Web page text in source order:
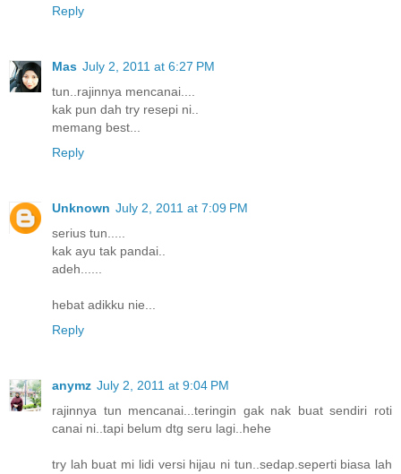
Reply
Mas July 2, 2011 at 6:27 PM
tun..rajinnya mencanai....
kak pun dah try resepi ni..
memang best...
Reply
Unknown July 2, 2011 at 7:09 PM
serius tun.....
kak ayu tak pandai..
adeh......
hebat adikku nie...
Reply
anymz July 2, 2011 at 9:04 PM
rajinnya tun mencanai...teringin gak nak buat sendiri roti
canai ni..tapi belum dtg seru lagi..hehe
try lah buat mi lidi versi hijau ni tun..sedap.seperti biasa lah